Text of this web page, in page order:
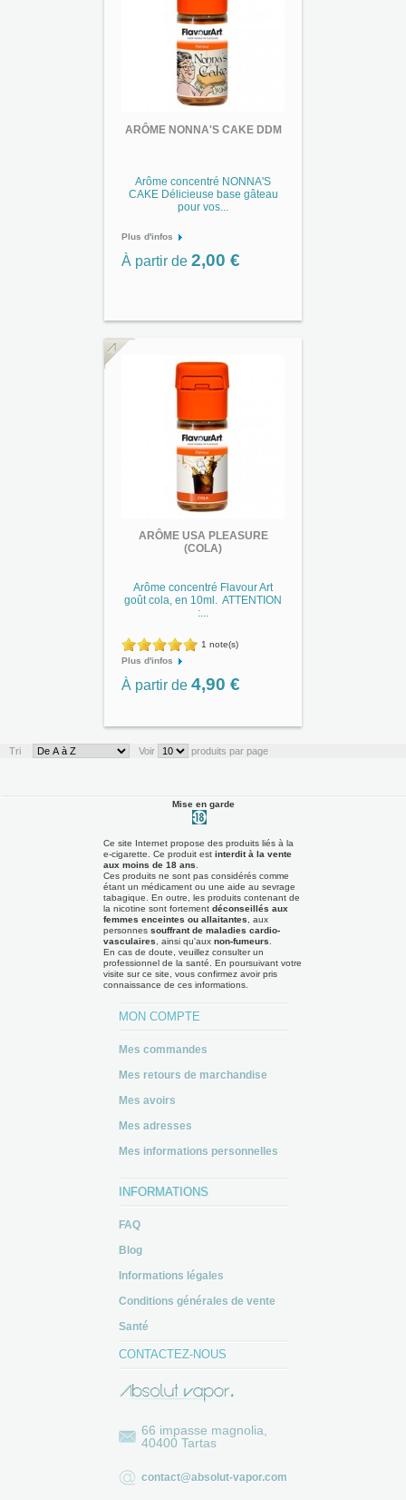
ARÔME NONNA'S CAKE DDM
Arôme concentré NONNA'S
CAKE Délicieuse base gâteau
pour vos...
Plus d'infos
À partir de 2,00 €
ARÔME USA PLEASURE
(COLA)
Arôme concentré Flavour Art
goût cola, en 10ml. ATTENTION
:...
1 note(s)
Plus d'infos
À partir de 4,90 €
Tri Voir produits par page
Mise en garde
Ce site Internet propose des produits liés à la
e-cigarette. Ce produit est interdit à la vente
aux moins de 18 ans
Ces produits ne sont pas considérés comme
étant un médicament ou une aide au sevrage
tabagique. En outre, les produits contenant de
la nicotine sont fortement déconseillés aux
femmes enceintes ou allaitantes , aux
personnes souffrant de maladies cardio-
vasculaires , ainsi qu'aux non-fumeurs
En cas de doute, veuillez consulter un
professionnel de la santé. En poursuivant votre
visite sur ce site, vous confirmez avoir pris
connaissance de ces informations.
MON COMPTE
Mes commandes
Mes retours de marchandise
Mes avoirs
Mes adresses
Mes informations personnelles
INFORMATIONS
FAQ
Blog
Informations légales
Conditions générales de vente
Santé
CONTACTEZ-NOUS
66 impasse magnolia,
40400 Tartas
contact@absolut-vapor.com